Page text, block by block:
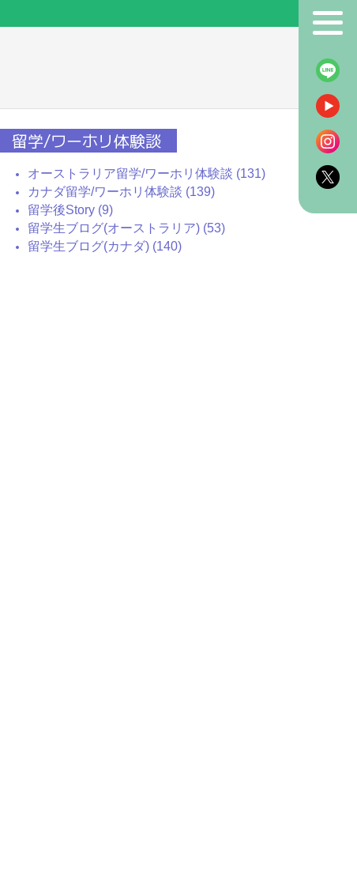
留学/ワーホリ体験談
オーストラリア留学/ワーホリ体験談 (131)
カナダ留学/ワーホリ体験談 (139)
留学後Story (9)
留学生ブログ(オーストラリア) (53)
留学生ブログ(カナダ) (140)